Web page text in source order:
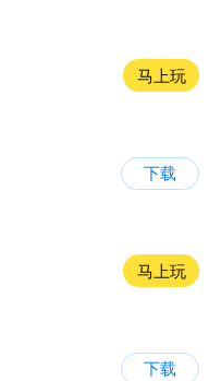
马上玩
下载
马上玩
下载